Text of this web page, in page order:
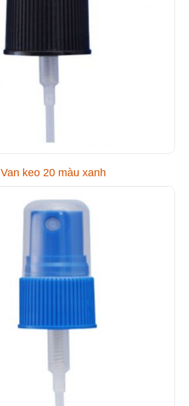
Van keo 20 màu xanh